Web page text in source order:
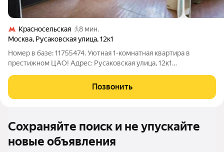
Красносельская
8 мин.
Москва, Русаковская улица,12к1
Номер в базе: 11755474. Уютная 1-комнатная квартира в
престижном ЦАО! Адрес: Русаковская улица, 12к1
доступность: 7 минут пешком до метро Красносельская и
Сокольники (БКЛ) 2 минуты до станции
Позвонить
Сохраняйте поиск и не упускайте
новые объявления